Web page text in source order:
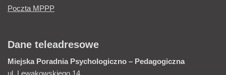
Poczta MPPP
Dane teleadresowe
Miejska Poradnia Psychologiczno – Pedagogiczna
ul. Lewakowskiego 14